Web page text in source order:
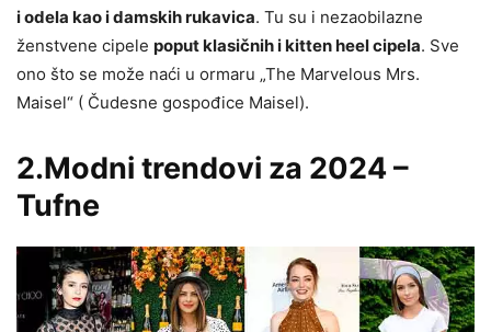
i odela kao i damskih rukavica. Tu su i nezaobilazne
ženstvene cipele poput klasičnih i kitten heel cipela. Sve
ono što se može naći u ormaru „The Marvelous Mrs.
Maisel“ ( Čudesne gospođice Maisel).
2.Modni trendovi za 2024 –
Tufne